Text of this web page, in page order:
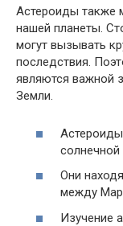
Астероиды также
нашей планеты.
могут вызывать
последствия.
являются важной
Земли.
солнечной
Они
между
Изучение